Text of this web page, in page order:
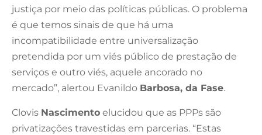
justiça por meio das políticas públicas. O problema
é que temos sinais de que há uma
incompatibilidade entre universalização
pretendida por um viés público de prestação de
serviços e outro viés, aquele ancorado no
mercado”, alertou Evanildo Barbosa, da Fase.
Clovis Nascimento elucidou que as PPPs são
privatizações travestidas em parcerias. “Estas